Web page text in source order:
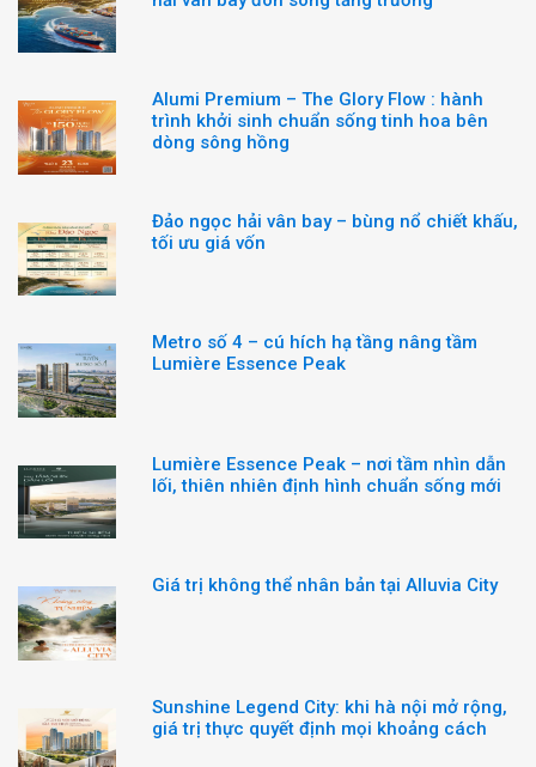
Alumi Premium – The Glory Flow : hành
trình khởi sinh chuẩn sống tinh hoa bên
dòng sông hồng
Đảo ngọc hải vân bay – bùng nổ chiết khấu,
tối ưu giá vốn
Metro số 4 – cú hích hạ tầng nâng tầm
Lumière Essence Peak
Lumière Essence Peak – nơi tầm nhìn dẫn
lối, thiên nhiên định hình chuẩn sống mới
Giá trị không thể nhân bản tại Alluvia City
Sunshine Legend City: khi hà nội mở rộng,
giá trị thực quyết định mọi khoảng cách